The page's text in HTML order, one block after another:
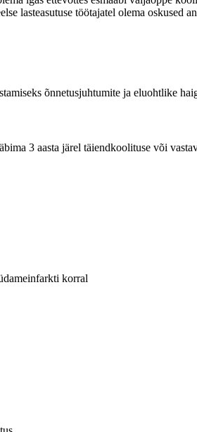
lasteasutuse töötajatel olema oskused
õnnetusjuhtumite ja eluohtlike
3 aasta järel täiendkoolituse või
korral